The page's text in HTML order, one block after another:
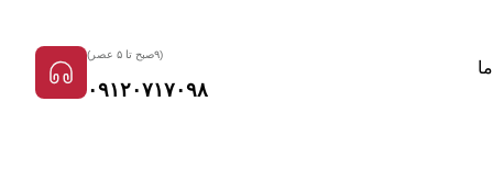
(۹صبح تا ۵ عصر)
۰۹۱۲۰۷۱۷۰۹۸